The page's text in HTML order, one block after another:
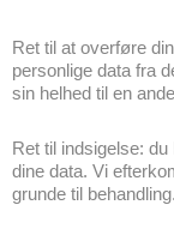
Ret til at overføre
personlige data fra
sin helhed til en
Ret til indsigelse:
dine data. Vi
grunde til behandling.